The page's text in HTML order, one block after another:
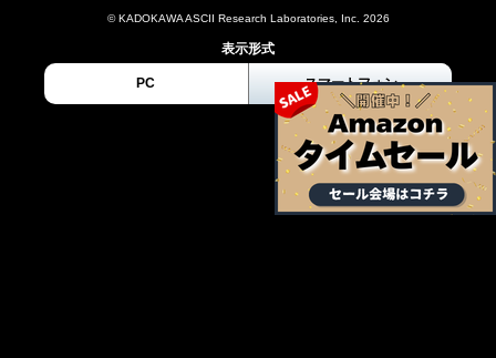
© KADOKAWA ASCII Research Laboratories, Inc. 2026
表示形式
PC スマートフォン